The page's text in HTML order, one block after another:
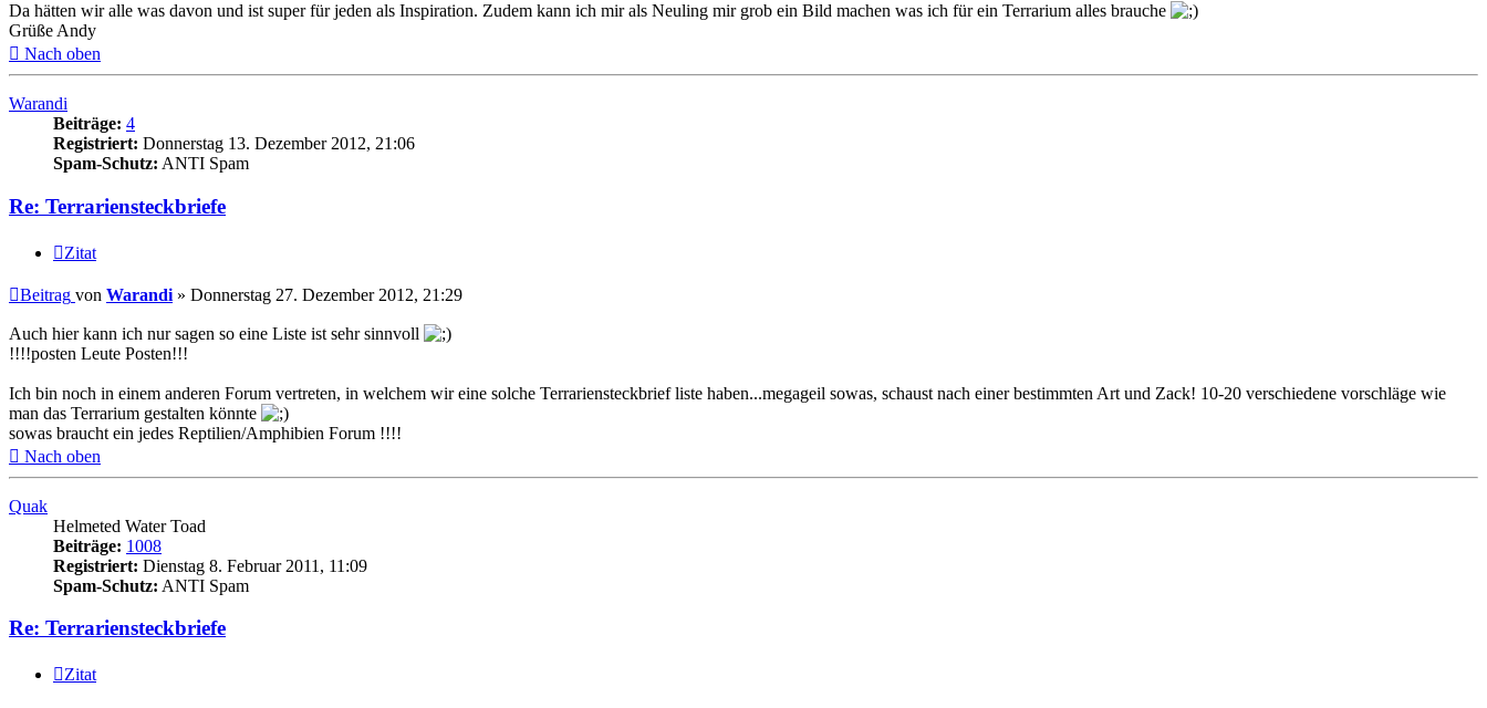
Da hätten wir alle was davon und ist super für jeden als Inspiration. Zudem kann ich mir als Neuling mir grob ein Bild machen was ich für ein Terrarium alles brauche
Grüße Andy
Nach oben
Warandi
Beiträge: 4
Registriert: Donnerstag 13. Dezember 2012, 21:06
Spam-Schutz: ANTI Spam
Re: Terrariensteckbriefe
Zitat
Beitrag von Warandi » Donnerstag 27. Dezember 2012, 21:29
Auch hier kann ich nur sagen so eine Liste ist sehr sinnvoll
!!!!posten Leute Posten!!!
Ich bin noch in einem anderen Forum vertreten, in welchem wir eine solche Terrariensteckbrief liste haben...megageil sowas, schaust nach einer bestimmten Art und Zack! 10-20 verschiedene vorschläge wie
man das Terrarium gestalten könnte
sowas braucht ein jedes Reptilien/Amphibien Forum !!!!
Nach oben
Quak
Helmeted Water Toad
Beiträge: 1008
Registriert: Dienstag 8. Februar 2011, 11:09
Spam-Schutz: ANTI Spam
Re: Terrariensteckbriefe
Zitat